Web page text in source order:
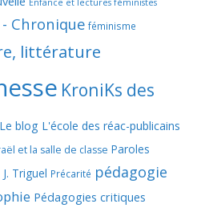
Enfance et lectures féministes
Chronique féminisme
littérature
KroniKs des
Le blog L'école des réac-publicains
et la salle de classe Paroles
Triguel Précarité pédagogie
Pédagogies critiques